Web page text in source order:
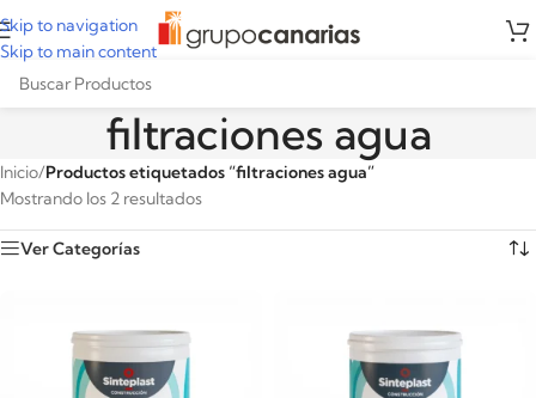
Skip to navigation
Skip to main content
filtraciones agua
Inicio/Productos etiquetados “filtraciones agua”
Mostrando los 2 resultados
Ver Categorías